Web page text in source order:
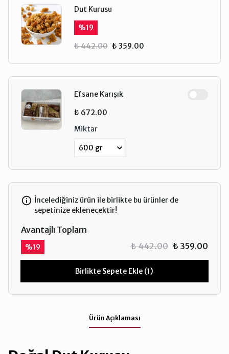
Dut Kurusu
%19
₺ 442.00 ₺ 359.00
Efsane Karışık
₺ 672.00
Miktar
İncelediğiniz ürün ile birlikte bu ürünler de
sepetinize eklenecektir!
Avantajlı Toplam
%19 ₺ 442.00 ₺ 359.00
Birlikte Sepete Ekle (1)
Ürün Açıklaması